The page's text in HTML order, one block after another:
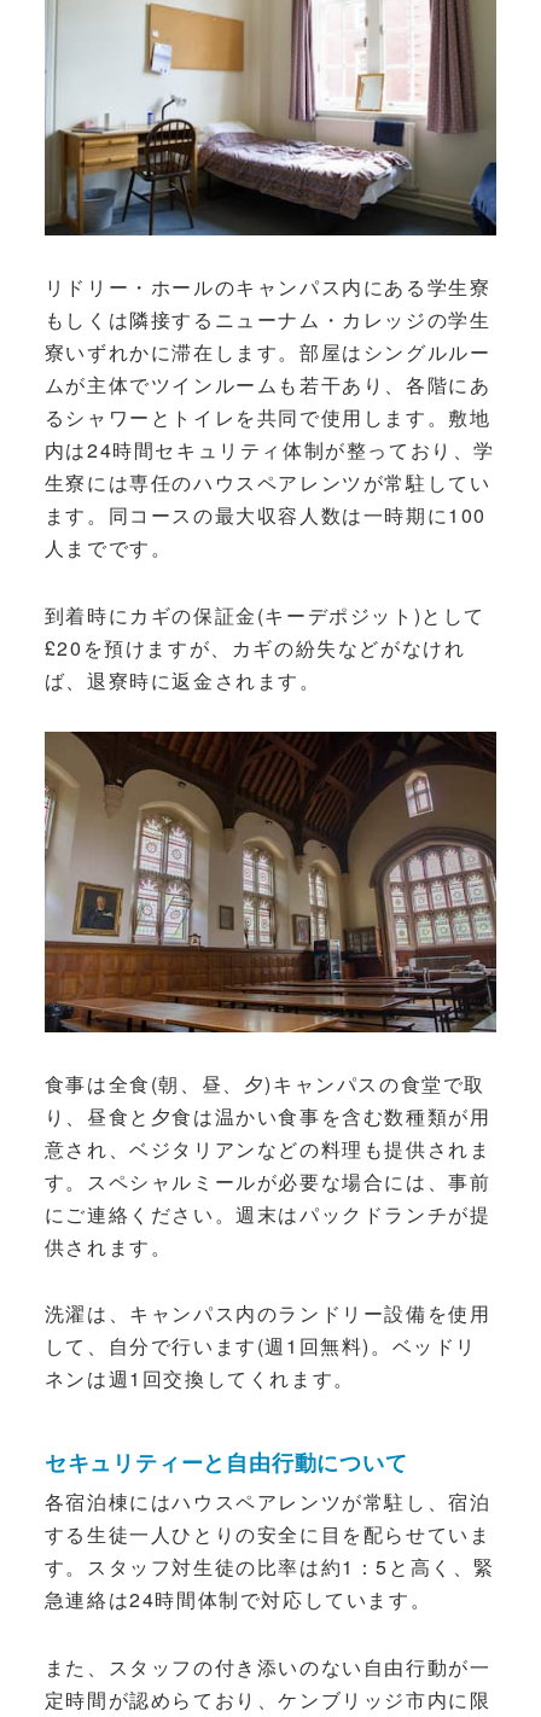
リドリー・ホールのキャンパス内にある学生寮
もしくは隣接するニューナム・カレッジの学生
寮いずれかに滞在します。部屋はシングルルー
ムが主体でツインルームも若干あり、各階にあ
るシャワーとトイレを共同で使用します。敷地
内は24時間セキュリティ体制が整っており、学
生寮には専任のハウスペアレンツが常駐してい
ます。同コースの最大収容人数は一時期に100
人までです。
到着時にカギの保証金(キーデポジット)として
£20を預けますが、カギの紛失などがなけれ
ば、退寮時に返金されます。
食事は全食(朝、昼、夕)キャンパスの食堂で取
り、昼食と夕食は温かい食事を含む数種類が用
意され、ベジタリアンなどの料理も提供されま
す。スペシャルミールが必要な場合には、事前
にご連絡ください。週末はパックドランチが提
供されます。
洗濯は、キャンパス内のランドリー設備を使用
して、自分で行います(週1回無料)。ベッドリ
ネンは週1回交換してくれます。
セキュリティーと自由行動について
各宿泊棟にはハウスペアレンツが常駐し、宿泊
する生徒一人ひとりの安全に目を配らせていま
す。スタッフ対生徒の比率は約1：5と高く、緊
急連絡は24時間体制で対応しています。
また、スタッフの付き添いのない自由行動が一
定時間が認めらており、ケンブリッジ市内に限